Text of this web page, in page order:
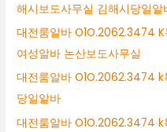
해시보도사무실 김해시당일알
대전룸알바 O1O.2062.3474
여성알바 논산보도사무실
대전룸알바 O1O.2062.3474
당일알바
대전룸알바 O1O.2062.3474